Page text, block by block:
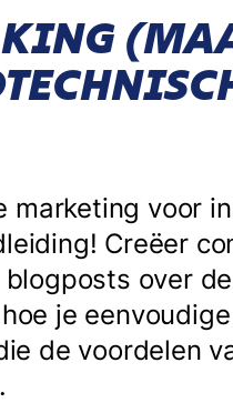
marketing voor
Creëer
over
je
de voordelen